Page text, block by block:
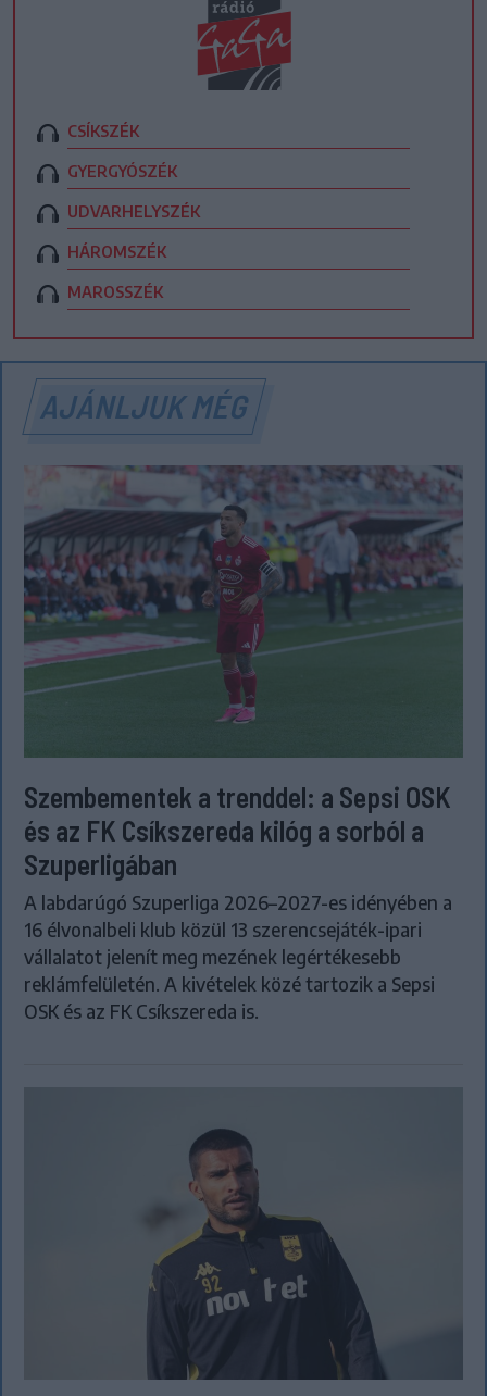
CSÍKSZÉK
GYERGYÓSZÉK
UDVARHELYSZÉK
HÁROMSZÉK
MAROSSZÉK
AJÁNLJUK MÉG
Szembementek a trenddel: a Sepsi OSK
és az FK Csíkszereda kilóg a sorból a
Szuperligában
A labdarúgó Szuperliga 2026–2027-es idényében a
16 élvonalbeli klub közül 13 szerencsejáték-ipari
vállalatot jelenít meg mezének legértékesebb
reklámfelületén. A kivételek közé tartozik a Sepsi
OSK és az FK Csíkszereda is.